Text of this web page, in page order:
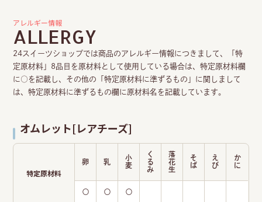
アレルギー情報
ALLERGY
24スイーツショップでは商品のアレルギー情報につきまして、「特
定原材料」8品目を原材料として使用している場合は、特定原材料欄
に○を記載し、その他の「特定原材料に準ずるもの」に関しまして
は、特定原材料に準ずるもの欄に原材料名を記載しています。
オムレット[レアチーズ]
特定原材料
卵 乳
小
麦
く
る
み
落
花
生
そ
ば
え
び
か
に
〇 〇 〇